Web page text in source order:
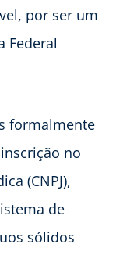
por ser um
Federal
formalmente
no
(CNPJ),
de
sólidos